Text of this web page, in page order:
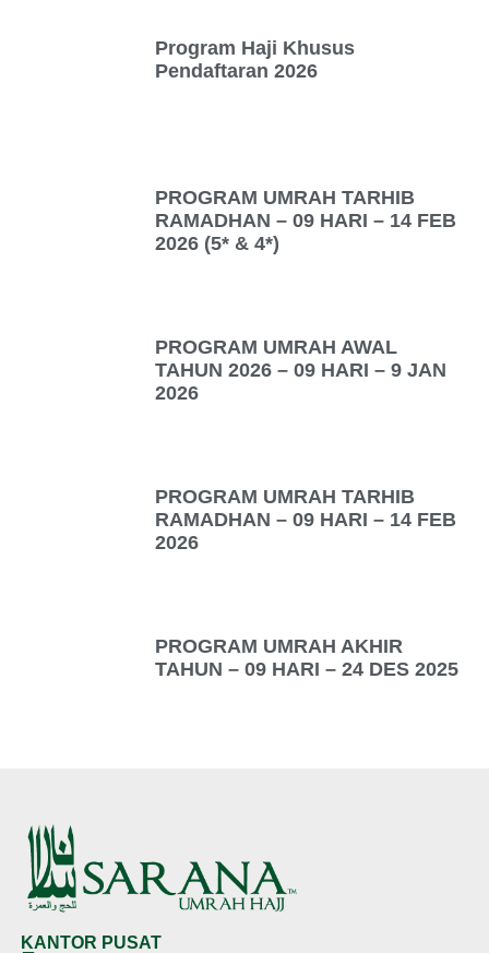
Program Haji Khusus
Pendaftaran 2026
PROGRAM UMRAH TARHIB
RAMADHAN – 09 HARI – 14 FEB
2026 (5* & 4*)
PROGRAM UMRAH AWAL
TAHUN 2026 – 09 HARI – 9 JAN
2026
PROGRAM UMRAH TARHIB
RAMADHAN – 09 HARI – 14 FEB
2026
PROGRAM UMRAH AKHIR
TAHUN – 09 HARI – 24 DES 2025
KANTOR PUSAT